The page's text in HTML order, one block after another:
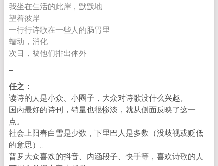
我坐在生活的此岸，默默地
望着彼岸
一行行诗歌在一些人的肠胃里
蠕动，消化
次日，被他们排出体外
–
任之：
读诗的人是小众、小圈子，大众对诗歌没什么兴趣。
国内最好的诗刊，销量也很惨淡，就从侧面反映了这一
点。
社会上阳春白雪是少数，下里巴人是多数（没歧视或贬低
的意思）。
普罗大众喜欢的抖音、内涵段子、快手等， 喜欢诗歌的人